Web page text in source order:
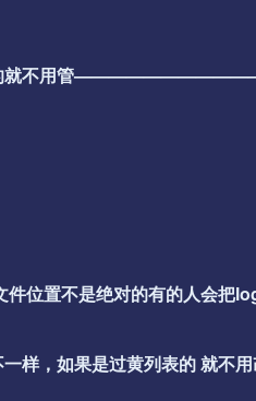
的就不用管
位置不是绝对的有的人会把
，如果是过黄列表的 就不